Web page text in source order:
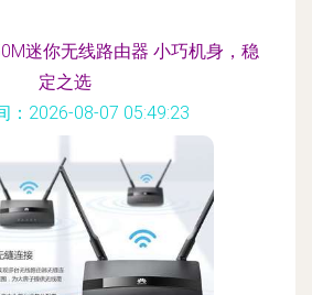
迷你无线路由器 小巧机身，稳
定之选
：2026-08-07 05:49:23